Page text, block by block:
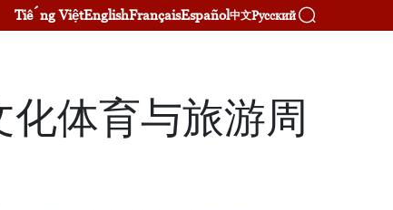
Tiếng ViệtEnglishFrançaisEspañol中文Русский
体育与旅游周